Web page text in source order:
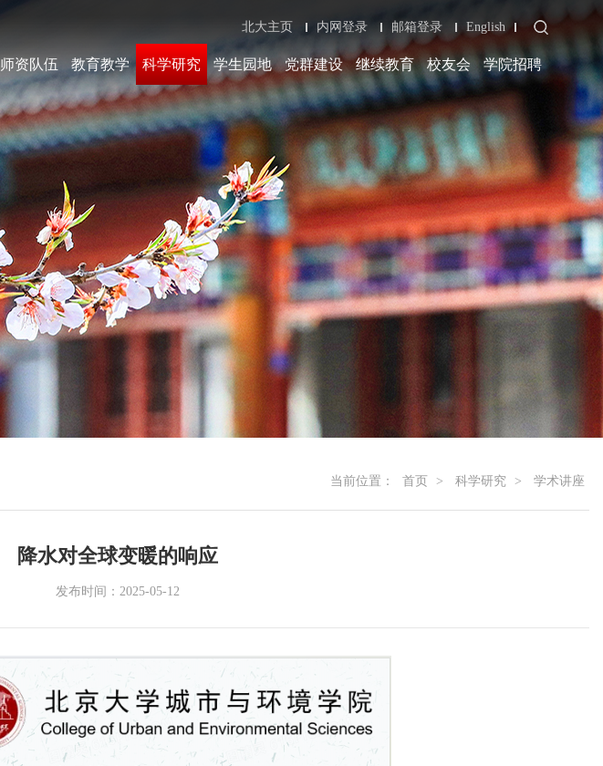
北大主页 内网登录 邮箱登录 English
师资队伍 教育教学 科学研究 学生园地 党群建设 继续教育 校友会 学院招聘
当前位置： 首页 > 科学研究 > 学术讲座
降水对全球变暖的响应
发布时间：2025-05-12